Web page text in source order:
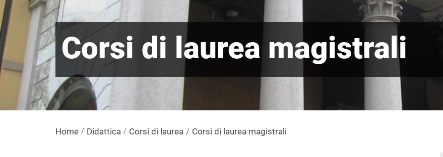
Corsi di laurea magistrali
Home Didattica Corsi di laurea Corsi di laurea magistrali